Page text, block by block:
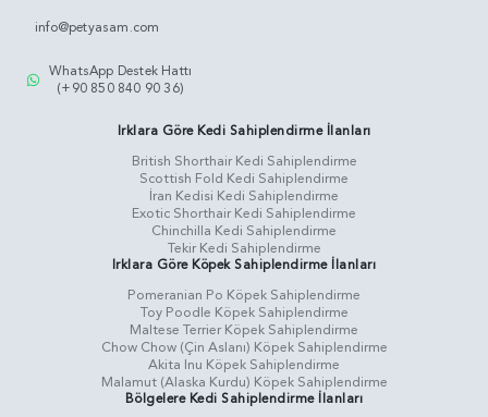
info@petyasam.com
WhatsApp Destek Hattı
(+90 850 840 90 36)
Irklara Göre Kedi Sahiplendirme İlanları
British Shorthair Kedi Sahiplendirme
Scottish Fold Kedi Sahiplendirme
İran Kedisi Kedi Sahiplendirme
Exotic Shorthair Kedi Sahiplendirme
Chinchilla Kedi Sahiplendirme
Tekir Kedi Sahiplendirme
Irklara Göre Köpek Sahiplendirme İlanları
Pomeranian Po Köpek Sahiplendirme
Toy Poodle Köpek Sahiplendirme
Maltese Terrier Köpek Sahiplendirme
Chow Chow (Çin Aslanı) Köpek Sahiplendirme
Akita Inu Köpek Sahiplendirme
Malamut (Alaska Kurdu) Köpek Sahiplendirme
Bölgelere Kedi Sahiplendirme İlanları